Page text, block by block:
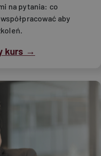
na pytania: co
aby
kurs →